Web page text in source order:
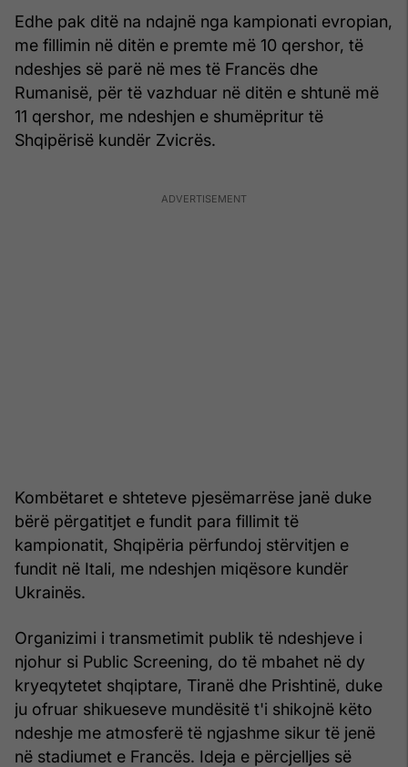
Edhe pak ditë na ndajnë nga kampionati evropian,
me fillimin në ditën e premte më 10 qershor, të
ndeshjes së parë në mes të Francës dhe
Rumanisë, për të vazhduar në ditën e shtunë më
11 qershor, me ndeshjen e shumëpritur të
Shqipërisë kundër Zvicrës.
Kombëtaret e shteteve pjesëmarrëse janë duke
bërë përgatitjet e fundit para fillimit të
kampionatit, Shqipëria përfundoj stërvitjen e
fundit në Itali, me ndeshjen miqësore kundër
Ukrainës.
Organizimi i transmetimit publik të ndeshjeve i
njohur si Public Screening, do të mbahet në dy
kryeqytetet shqiptare, Tiranë dhe Prishtinë, duke
ju ofruar shikueseve mundësitë t'i shikojnë këto
ndeshje me atmosferë të ngjashme sikur të jenë
në stadiumet e Francës. Ideja e përcjelljes së